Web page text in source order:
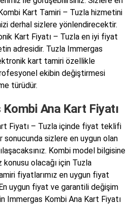
Kart Tamiri – Tuzla hizmetini
derhal sizlere yönlendirecektir.
Kart Fiyatı – Tuzla en iyi fiyat
adresidir. Tuzla Immergas
kart tamiri özellikle
ekibin değiştirmesi
türüdür.
Ana Kart Fiyatı
Fiyatı – Tuzla içinde fiyat teklifi
sonucunda sizlere en uygun olan
Kombi model bilgisine
olacağı için Tuzla
fiyatlarımız en uygun fiyat
uygun fiyat ve garantili değişim
Immergas Kombi Ana Kart Fiyatı